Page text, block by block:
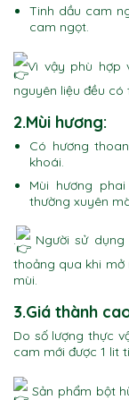
Tinh dầu cam
cam ngọt.
Vì vậy phù hợp
nguyên liệu đều có
2.Mùi hương:
Có hương
khoái.
Mùi hương
thường xuyên
. Người sử dụng
thoảng qua khi
mùi.
3.Giá thành
Do số lượng thực
cam mới được 1 lit
Sản phẩm bột